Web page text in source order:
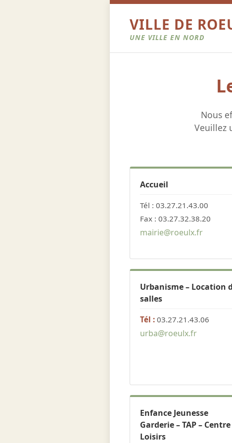
VILLE DE
UNE VILLE EN NORD
Nous
Veuillez
Accueil
Tél : 03.27.21.43.00
Fax : 03.27.32.38.20
mairie@roeulx.fr
Urbanisme – Location
salles
Tél : 03.27.21.43.06
urba@roeulx.fr
Enfance Jeunesse
Garderie – TAP –
Loisirs